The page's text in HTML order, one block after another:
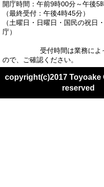
開庁時間：午前9時00分～午後5
（最終受付：午後4時45分）
（土曜日・日曜日・国民の祝日
庁）
受付時間は業務によっ
ので、ご確認ください。
copyright(c)2017 Toyoake
reserved